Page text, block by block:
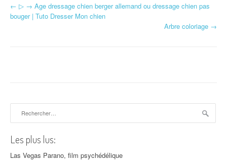
Navigation d'article
← ▷ → Age dressage chien berger allemand ou dressage chien pas
bouger | Tuto Dresser Mon chien
Arbre coloriage →
Les plus lus:
Las Vegas Parano, film psychédélique